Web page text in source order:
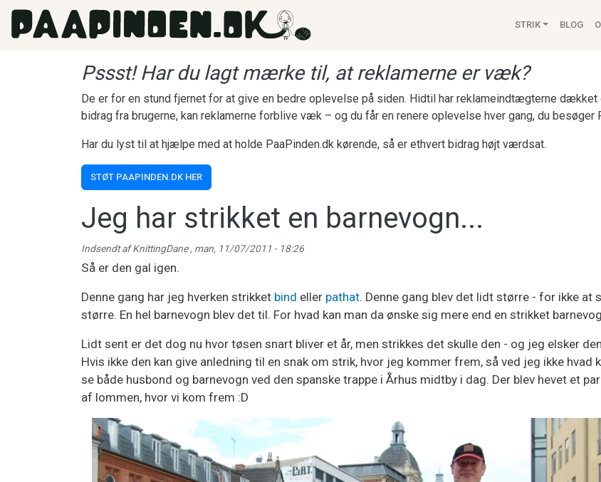
Gå til hovedindhold
Main
STRIK BLOG
Pssst! Har du lagt mærke til, at reklamerne er væk?
De er for en stund fjernet for at give en bedre oplevelse på siden. Hidtil har reklameindtægterne
bidrag fra brugerne, kan reklamerne forblive væk – og du får en renere oplevelse hver gang, du besøger
Har du lyst til at hjælpe med at holde PaaPinden.dk kørende, så er ethvert bidrag højt værdsat.
STØT PAAPINDEN.DK HER
Jeg har strikket en barnevogn...
Indsendt afKnittingDane , man, 11/07/2011 - 18:26
Så er den gal igen.
Denne gang har jeg hverken strikket bind eller pathat. Denne gang blev det lidt større - for ikke at
større. En hel barnevogn blev det til. For hvad kan man da ønske sig mere end en strikket
Lidt sent er det dog nu hvor tøsen snart bliver et år, men strikkes det skulle den - og jeg elsker
Hvis ikke den kan give anledning til en snak om strik, hvor jeg kommer frem, så ved jeg ikke hvad
se både husbond og barnevogn ved den spanske trappe i Århus midtby i dag. Der blev hevet et
af lommen, hvor vi kom frem :D